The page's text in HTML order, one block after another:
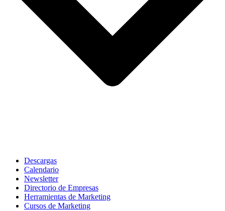
Descargas
Calendario
Newsletter
Directorio de Empresas
Herramientas de Marketing
Cursos de Marketing